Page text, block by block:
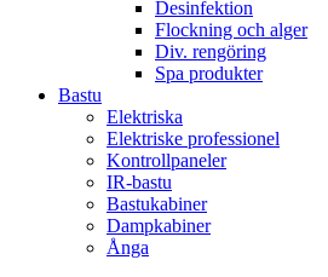
Desinfektion
Flockning och alger
Div. rengöring
Spa produkter
Bastu
Elektriska
Elektriske professionel
Kontrollpaneler
IR-bastu
Bastukabiner
Dampkabiner
Ånga